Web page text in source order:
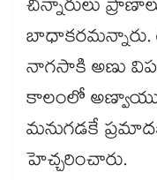
చిన్నారులు
నాగసాకి అణు
కాలంలో
మనుగడకే
హెచ్చరించారు.